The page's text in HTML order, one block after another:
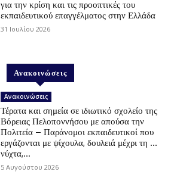
για την κρίση και τις προοπτικές του
εκπαιδευτικού επαγγέλματος στην Ελλάδα
31 Ιουλίου 2026
Ανακοινώσεις
Ανακοινώσεις
Τέρατα και σημεία σε ιδιωτικό σχολείο της
Βόρειας Πελοποννήσου με απούσα την
Πολιτεία – Παράνομοι εκπαιδευτικοί που
εργάζονται με ψίχουλα, δουλειά μέχρι τη …
νύχτα,...
5 Αυγούστου 2026